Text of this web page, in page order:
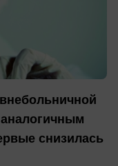
снизилась